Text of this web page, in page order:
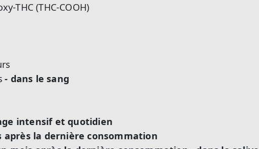
THC (THC-COOH)
- dans le sang
intensif et quotidien
après la dernière consommation